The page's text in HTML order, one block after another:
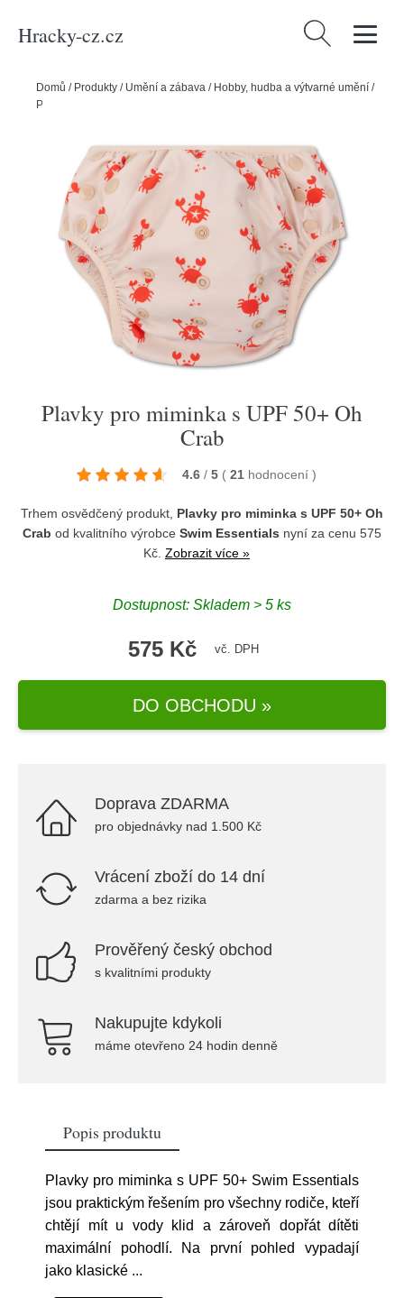
Hracky-cz.cz Vyhledávání
Domů / Produkty / Umění a zábava / Hobby, hudba a výtvarné umění /
Plavky pro miminka s UPF 50+ Oh Crab
Plavky pro miminka s UPF 50+ Oh
Crab
4.6 / 5 ( 21 hodnocení )
Trhem osvědčený produkt, Plavky pro miminka s UPF 50+ Oh
Crab od kvalitního výrobce Swim Essentials nyní za cenu 575
Kč. Zobrazit více »
Dostupnost: Skladem > 5 ks
575 Kč vč. DPH
DO OBCHODU »
Doprava ZDARMA
pro objednávky nad 1.500 Kč
Vrácení zboží do 14 dní
zdarma a bez rizika
Prověřený český obchod
s kvalitními produkty
Nakupujte kdykoli
máme otevřeno 24 hodin denně
Popis produktu
Plavky pro miminka s UPF 50+ Swim Essentials
jsou praktickým řešením pro všechny rodiče, kteří
chtějí mít u vody klid a zároveň dopřát dítěti
maximální pohodlí. Na první pohled vypadají
jako klasické ...